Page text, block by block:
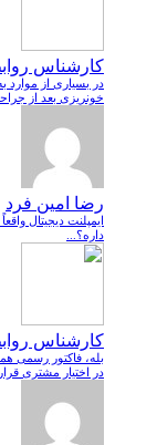
کارشناس
در بسیاری از موارد
خونریزی بعد از
رضا امین فرد
ایمپلنت دیجیتال
داره؟...
کارشناس
بله، فاکتور رسمی
در اختیار مشتری قرار